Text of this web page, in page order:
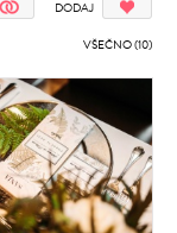
DODAJ
VŠEČNO (10)